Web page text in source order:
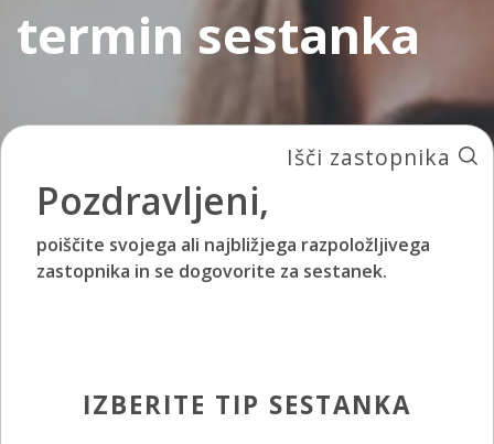
termin sestanka
Išči zastopnika
Pozdravljeni,
poiščite svojega ali najbližjega razpoložljivega
zastopnika in se dogovorite za sestanek.
IZBERITE TIP SESTANKA